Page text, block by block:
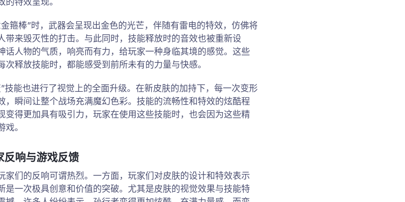
箍棒”时，武器会呈现出金色的光芒，伴随有雷电的特效，仿佛将
带来毁灭性的打击。与此同时，技能释放时的音效也被重新设
话人物的气质，响亮而有力，给玩家一种身临其境的感觉。这些
释放技能时，都能感受到前所未有的力量与快感。
技能也进行了视觉上的全面升级。在新皮肤的加持下，每一次变形
，瞬间让整个战场充满魔幻色彩。技能的流畅性和特效的炫酷程
变得更加具有吸引力，玩家在使用这些技能时，也会因为这些精
。
反响与游戏反馈
家们的反响可谓热烈。一方面，玩家们对皮肤的设计和特效表示
是一次极具创意和价值的突破。尤其是皮肤的视觉效果与技能特